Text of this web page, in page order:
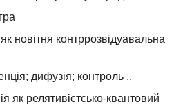
новітня контррозвідуавальна
дифузія; контроль ..
як релятивістсько-квантовий